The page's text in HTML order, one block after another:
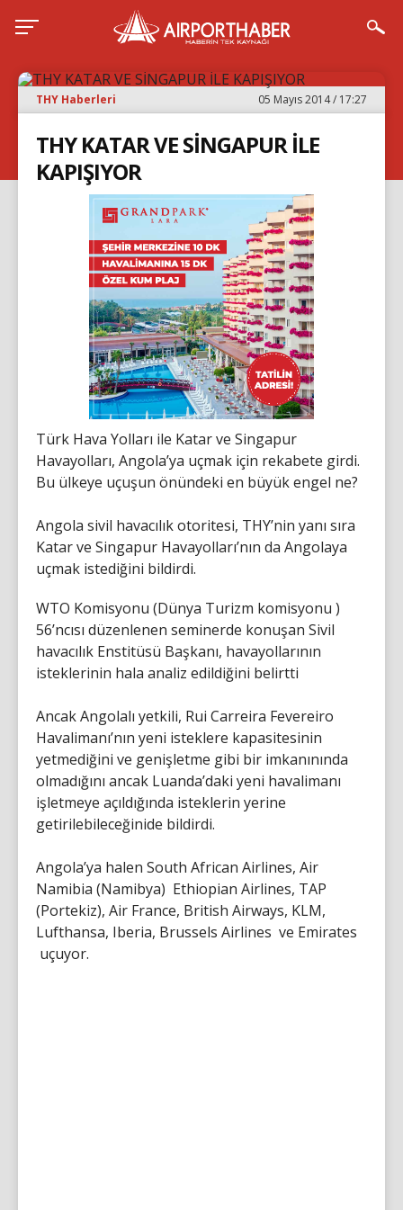
THY Haberleri 05 Mayıs 2014 / 17:27
THY KATAR VE SİNGAPUR İLE
KAPIŞIYOR
Türk Hava Yolları ile Katar ve Singapur
Havayolları, Angola’ya uçmak için rekabete girdi.
Bu ülkeye uçuşun önündeki en büyük engel ne?
Angola sivil havacılık otoritesi, THY’nin yanı sıra
Katar ve Singapur Havayolları’nın da Angolaya
uçmak istediğini bildirdi.
WTO Komisyonu (Dünya Turizm komisyonu )
56’ncısı düzenlenen seminerde konuşan Sivil
havacılık Enstitüsü Başkanı, havayollarının
isteklerinin hala analiz edildiğini belirtti
Ancak Angolalı yetkili, Rui Carreira Fevereiro
Havalimanı’nın yeni isteklere kapasitesinin
yetmediğini ve genişletme gibi bir imkanınında
olmadığını ancak Luanda’daki yeni havalimanı
işletmeye açıldığında isteklerin yerine
getirilebileceğinide bildirdi.
Angola’ya halen South African Airlines, Air
Namibia (Namibya) Ethiopian Airlines, TAP
(Portekiz), Air France, British Airways, KLM,
Lufthansa, Iberia, Brussels Airlines ve Emirates
uçuyor.